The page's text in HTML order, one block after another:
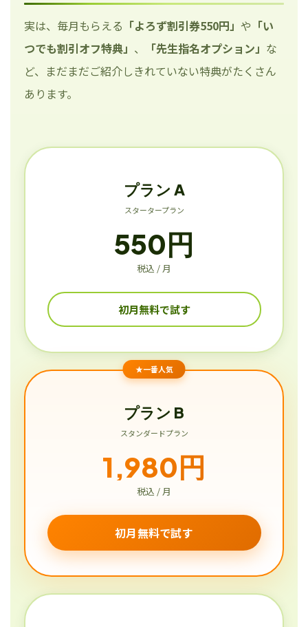
実は、毎月もらえる 「よろず割引券550円」 や 「い
つでも割引オフ特典」 、 「先生指名オプション」 な
ど、まだまだご紹介しきれていない特典がたくさん
あります。
プラン A
スタータープラン
550円
税込 / 月
初月無料で試す
★一番人気
プラン B
スタンダードプラン
1,980円
税込 / 月
初月無料で試す